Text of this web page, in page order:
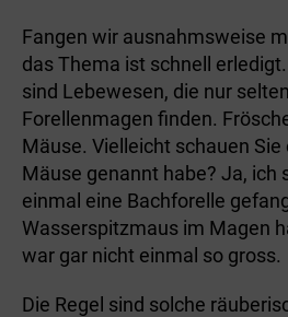
Fangen wir ausnahmsweise
das Thema ist schnell
sind Lebewesen, die nur
Forellenmagen finden.
Mäuse. Vielleicht schauen
Mäuse genannt habe? Ja, ich
einmal eine Bachforelle
Wasserspitzmaus im Magen
war gar nicht einmal so gross.
Die Regel sind solche